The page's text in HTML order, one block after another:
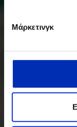
Μάρκετινγκ